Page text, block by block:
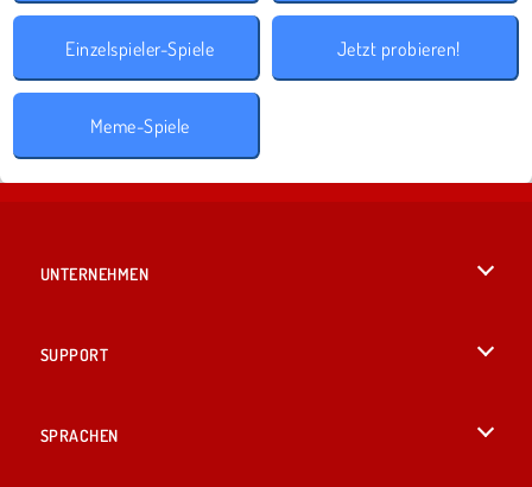
Einzelspieler-Spiele Jetzt probieren!
Meme-Spiele
UNTERNEHMEN
SUPPORT
SPRACHEN